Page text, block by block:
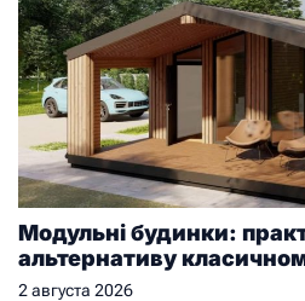
Модульні будинки:
альтернативу
2 августа 2026